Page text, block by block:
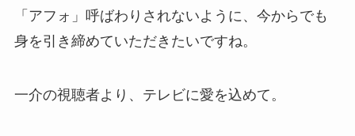
「アフォ」呼ばわりされないように、今からでも
身を引き締めていただきたいですね。
一介の視聴者より、テレビに愛を込めて。